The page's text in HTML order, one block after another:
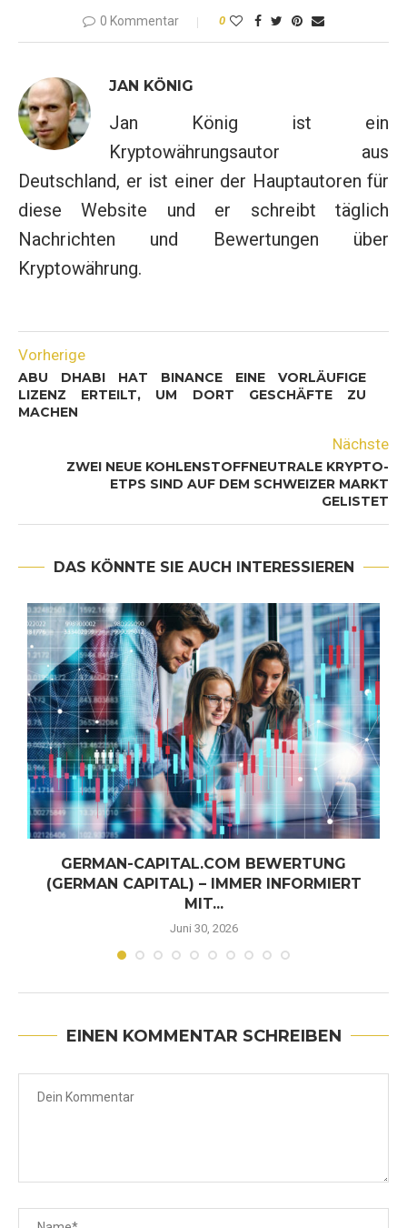
0 Kommentar 0
JAN KÖNIG
Jan König ist ein
Kryptowährungsautor aus
Deutschland, er ist einer der Hauptautoren für
diese Website und er schreibt täglich
Nachrichten und Bewertungen über
Kryptowährung.
Vorherige
ABU DHABI HAT BINANCE EINE VORLÄUFIGE
LIZENZ ERTEILT, UM DORT GESCHÄFTE ZU
MACHEN
Nächste
ZWEI NEUE KOHLENSTOFFNEUTRALE KRYPTO-
ETPS SIND AUF DEM SCHWEIZER MARKT
GELISTET
DAS KÖNNTE SIE AUCH INTERESSIEREN
GERMAN-CAPITAL.COM BEWERTUNG
(GERMAN CAPITAL) – IMMER INFORMIERT
MIT...
Juni 30, 2026
EINEN KOMMENTAR SCHREIBEN